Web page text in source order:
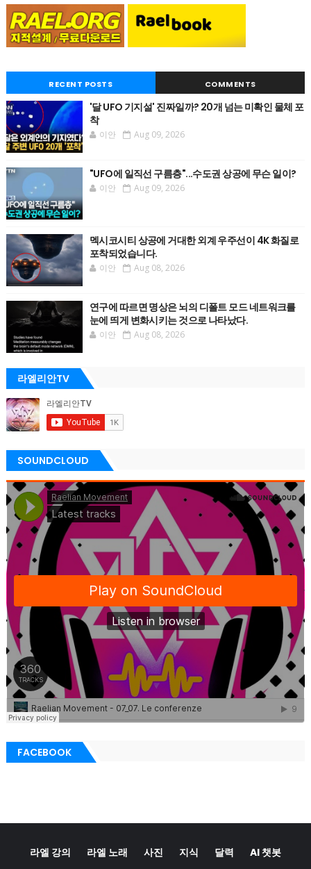
RECENT POSTS COMMENTS
'달 UFO 기지설' 진짜일까? 20개 넘는 미확인 물체 포
착
이안 Aug 09, 2026
"UFO에 일직선 구름층"...수도권 상공에 무슨 일이?
이안 Aug 09, 2026
멕시코시티 상공에 거대한 외계 우주선이 4K 화질로
포착되었습니다.
이안 Aug 08, 2026
연구에 따르면 명상은 뇌의 디폴트 모드 네트워크를
눈에 띄게 변화시키는 것으로 나타났다.
이안 Aug 08, 2026
라엘리안TV
SOUNDCLOUD
FACEBOOK
라엘 강의 라엘 노래 사진 지식 달력 AI 챗봇